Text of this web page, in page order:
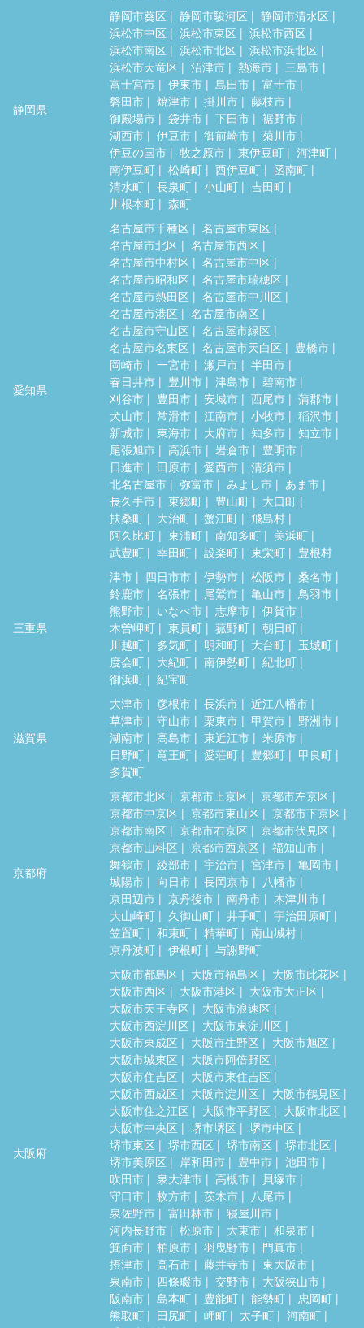
静岡県
静岡市葵区 静岡市駿河区
静岡市清水区
浜松市中区
浜松市東区
浜松市西区
浜松市南区
浜松市北区
浜松市浜北区
浜松市天竜区
沼津市 熱海市
三島市
富士宮市
伊東市 島田市
富士市
磐田市
焼津市 掛川市
藤枝市
御殿場市
袋井市 下田市
裾野市
湖西市
伊豆市 御前崎市
菊川市
伊豆の国市
牧之原市 東伊豆町
河津町
南伊豆町
松崎町 西伊豆町
函南町
清水町
長泉町 小山町
吉田町
川根本町
森町
愛知県
名古屋市千種区
名古屋市東区
名古屋市北区
名古屋市西区
名古屋市中村区
名古屋市中区
名古屋市昭和区
名古屋市瑞穂区
名古屋市熱田区
名古屋市中川区
名古屋市港区
名古屋市南区
名古屋市守山区
名古屋市緑区
名古屋市名東区
名古屋市天白区
豊橋市
岡崎市
一宮市 瀬戸市
半田市
春日井市
豊川市 津島市
碧南市
刈谷市
豊田市 安城市 西尾市
蒲郡市
犬山市
常滑市 江南市 小牧市
稲沢市
新城市
東海市 大府市 知多市
知立市
尾張旭市
高浜市 岩倉市
豊明市
日進市
田原市 愛西市
清須市
北名古屋市
弥富市 みよし市
あま市
長久手市
東郷町 豊山町
大口町
扶桑町
大治町 蟹江町
飛島村
阿久比町
東浦町 南知多町
美浜町
武豊町
幸田町 設楽町 東栄町 豊根村
三重県
津市 四日市市 伊勢市 松阪市
桑名市
鈴鹿市
名張市 尾鷲市 亀山市
鳥羽市
熊野市
いなべ市 志摩市
伊賀市
木曽岬町
東員町 菰野町
朝日町
川越町
多気町 明和町 大台町
玉城町
度会町
大紀町 南伊勢町
紀北町
御浜町
紀宝町
滋賀県
大津市 彦根市 長浜市
近江八幡市
草津市
守山市 栗東市 甲賀市
野洲市
湖南市
高島市 東近江市
米原市
日野町
竜王町 愛荘町 豊郷町
甲良町
多賀町
京都府
京都市北区 京都市上京区
京都市左京区
京都市中京区
京都市東山区
京都市下京区
京都市南区
京都市右京区
京都市伏見区
京都市山科区
京都市西京区
福知山市
舞鶴市
綾部市 宇治市 宮津市
亀岡市
城陽市
向日市 長岡京市
八幡市
京田辺市
京丹後市 南丹市
木津川市
大山崎町
久御山町 井手町
宇治田原町
笠置町
和束町 精華町
南山城村
京丹波町
伊根町 与謝野町
大阪府
大阪市都島区 大阪市福島区
大阪市此花区
大阪市西区
大阪市港区
大阪市大正区
大阪市天王寺区
大阪市浪速区
大阪市西淀川区
大阪市東淀川区
大阪市東成区
大阪市生野区
大阪市旭区
大阪市城東区
大阪市阿倍野区
大阪市住吉区
大阪市東住吉区
大阪市西成区
大阪市淀川区
大阪市鶴見区
大阪市住之江区
大阪市平野区
大阪市北区
大阪市中央区
堺市堺区
堺市中区
堺市東区
堺市西区 堺市南区
堺市北区
堺市美原区
岸和田市 豊中市
池田市
吹田市
泉大津市 高槻市
貝塚市
守口市
枚方市 茨木市
八尾市
泉佐野市
富田林市
寝屋川市
河内長野市
松原市 大東市
和泉市
箕面市
柏原市 羽曳野市
門真市
摂津市
高石市 藤井寺市
東大阪市
泉南市
四條畷市 交野市
大阪狭山市
阪南市
島本町 豊能町 能勢町
忠岡町
熊取町
田尻町 岬町 太子町
河南町